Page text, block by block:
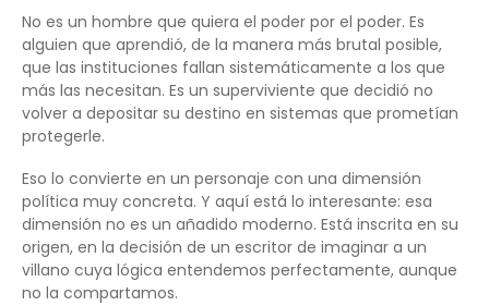
No es un hombre que quiera el poder por el poder. Es
alguien que aprendió, de la manera más brutal posible,
que las instituciones fallan sistemáticamente a los que
más las necesitan. Es un superviviente que decidió no
volver a depositar su destino en sistemas que prometían
protegerle.
Eso lo convierte en un personaje con una dimensión
política muy concreta. Y aquí está lo interesante: esa
dimensión no es un añadido moderno. Está inscrita en su
origen, en la decisión de un escritor de imaginar a un
villano cuya lógica entendemos perfectamente, aunque
no la compartamos.